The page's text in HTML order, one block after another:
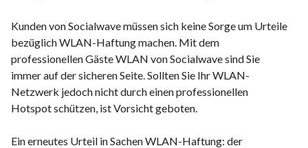
Kunden von Socialwave müssen sich keine Sorge um Urteile
bezüglich WLAN-Haftung machen. Mit dem
professionellen Gäste WLAN von Socialwave sind Sie
immer auf der sicheren Seite. Sollten Sie Ihr WLAN-
Netzwerk jedoch nicht durch einen professionellen
Hotspot schützen, ist Vorsicht geboten.
Ein erneutes Urteil in Sachen WLAN-Haftung: der